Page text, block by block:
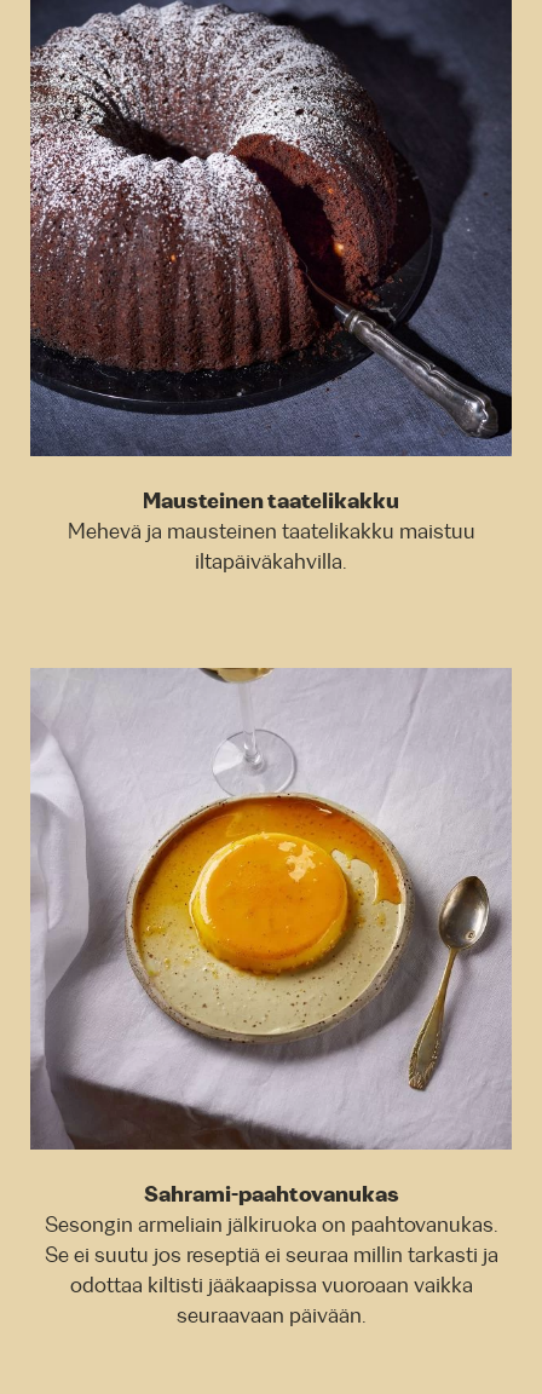
Mausteinen taatelikakku
Mehevä ja mausteinen taatelikakku maistuu
iltapäiväkahvilla.
Sahrami-paahtovanukas
Sesongin armeliain jälkiruoka on paahtovanukas.
Se ei suutu jos reseptiä ei seuraa millin tarkasti ja
odottaa kiltisti jääkaapissa vuoroaan vaikka
seuraavaan päivään.